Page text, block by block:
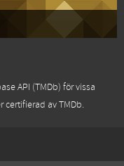
API (TMDb) för vissa
certifierad av TMDb.